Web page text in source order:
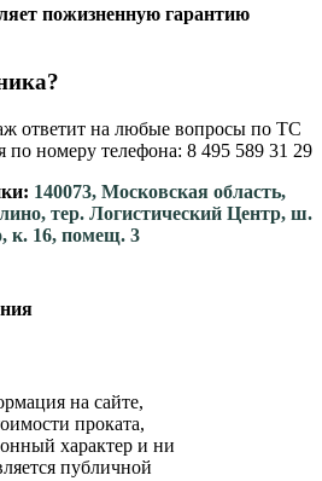
пожизненную гарантию
ответит на любые вопросы по ТС
по номеру телефона: 8 495 589 31 29
140073, Московская область,
тер. Логистический Центр, ш.
к. 16, помещ. 3
на сайте,
проката,
характер и ни
публичной